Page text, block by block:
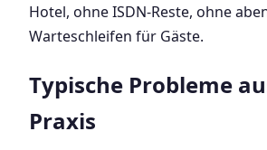
Hotel, ohne ISDN-Reste, ohne
Warteschleifen für Gäste.
Typische Probleme
Praxis